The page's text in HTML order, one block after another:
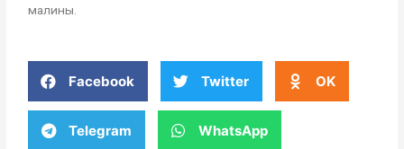
малины.
Facebook Twitter OK
Telegram WhatsApp